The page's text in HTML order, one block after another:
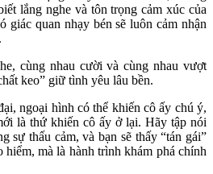
lắng nghe và tôn trọng cảm xúc của
giác quan nhạy bén sẽ luôn cảm nhận
cùng nhau cười và cùng nhau vượt
keo” giữ tình yêu lâu bền.
ngoại hình có thể khiến cô ấy chú ý,
là thứ khiến cô ấy ở lại. Hãy tập nói
sự thấu cảm, và bạn sẽ thấy “tán gái”
mà là hành trình khám phá chính